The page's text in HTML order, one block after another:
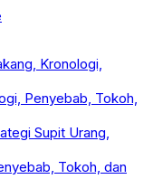
Kronologi,
Penyebab, Tokoh,
Supit Urang,
Tokoh, dan